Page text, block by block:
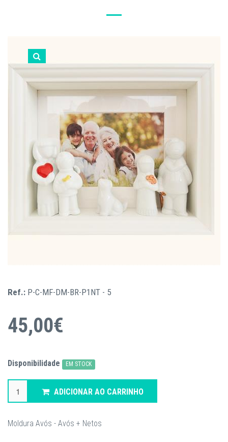
Ref.: P-C-MF-DM-BR-P1NT - 5
45,00€
Disponibilidade EM STOCK
ADICIONAR AO CARRINHO
Moldura Avós - Avós + Netos